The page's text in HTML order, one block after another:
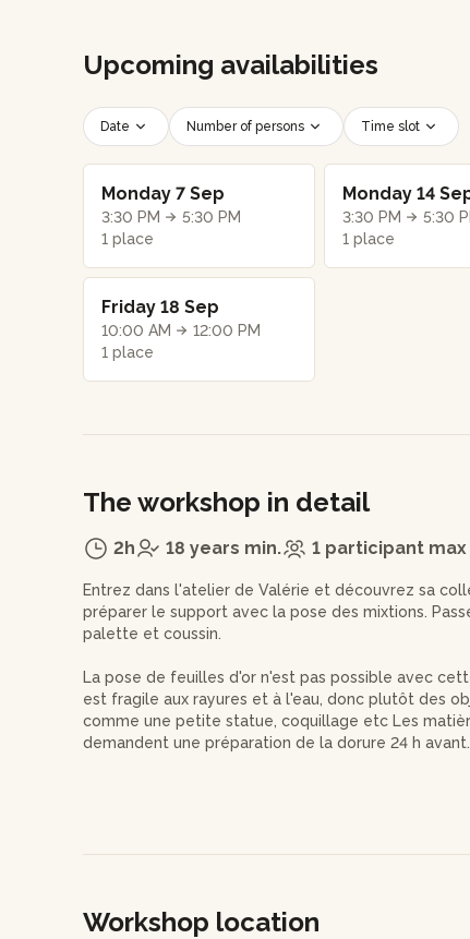
Upcoming availabilities
Date Number of persons Time slot
Monday 7 Sep
3:30 PM
5:30 PM
1 place
Monday 14
3:30 PM
5:30
1 place
Friday 18 Sep
10:00 AM
12:00 PM
1 place
The workshop in detail
2h 18 years min. 1 participant max
Entrez dans l'atelier de Valérie et découvrez sa
préparer le support avec la pose des mixtions.
palette et coussin.
La pose de feuilles d'or n'est pas possible avec
est fragile aux rayures et à l'eau, donc plutôt des
comme une petite statue, coquillage etc Les
demandent une préparation de la dorure 24 h
Dans le prix de cet atelier, 5 feuilles d'or sont
Workshop location